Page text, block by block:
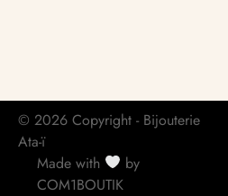
© 2026 Copyright - Bijouterie
Ata-ï
Made with
by
COM1BOUTIK